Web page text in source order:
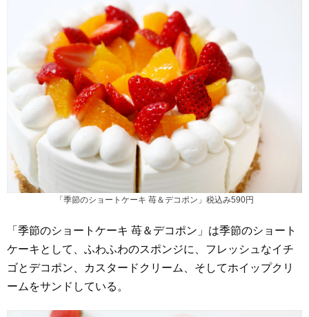
「季節のショートケーキ 苺＆デコポン」税込み590円
「季節のショートケーキ 苺＆デコポン」は季節のショート
ケーキとして、ふわふわのスポンジに、フレッシュなイチ
ゴとデコポン、カスタードクリーム、そしてホイップクリ
ームをサンドしている。